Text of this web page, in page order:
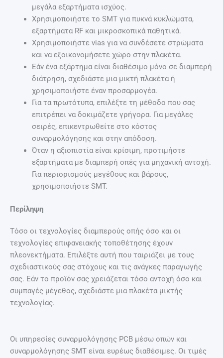
μεγάλα εξαρτήματα ισχύος.
Χρησιμοποιήστε το SMT για πυκνά κυκλώματα,
εξαρτήματα RF και μικροσκοπικά παθητικά.
Χρησιμοποιήστε vias για να συνδέσετε στρώματα
και να εξοικονομήσετε χώρο στην πλακέτα.
Εάν ένα εξάρτημα είναι διαθέσιμο μόνο σε διαμπερή
διάτρηση, σχεδιάστε μια μικτή πλακέτα ή
χρησιμοποιήστε έναν προσαρμογέα.
Για τα πρωτότυπα, επιλέξτε τη μέθοδο που σας
επιτρέπει να δοκιμάζετε γρήγορα. Για μεγάλες
σειρές, επικεντρωθείτε στο κόστος
συναρμολόγησης και στην απόδοση.
Όταν η αξιοπιστία είναι κρίσιμη, προτιμήστε
εξαρτήματα με διαμπερή οπές για μηχανική αντοχή.
Για περιορισμούς μεγέθους και βάρους,
χρησιμοποιήστε SMT.
Περίληψη
Τόσο οι τεχνολογίες διαμπερούς οπής όσο και οι
τεχνολογίες επιφανειακής τοποθέτησης έχουν
πλεονεκτήματα. Επιλέξτε αυτή που ταιριάζει με τους
σχεδιαστικούς σας στόχους και τις ανάγκες παραγωγής
σας. Εάν το προϊόν σας χρειάζεται τόσο αντοχή όσο και
συμπαγές μέγεθος, σχεδιάστε μια πλακέτα μικτής
τεχνολογίας.
Οι υπηρεσίες συναρμολόγησης PCB μέσω οπών και
συναρμολόγησης SMT είναι ευρέως διαθέσιμες. Οι τιμές